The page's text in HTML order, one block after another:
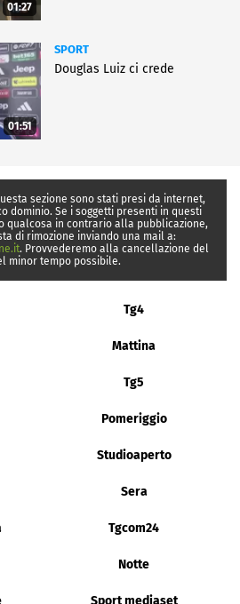
01:27
01:51
SPORT
Douglas Luiz ci crede
sezione sono stati presi da internet,
dominio. Se i soggetti presenti in questi
qualcosa in contrario alla pubblicazione,
di rimozione inviando una mail a:
. Provvederemo alla cancellazione del
minor tempo possibile.
Tg4
Mattina
Tg5
Pomeriggio
Studioaperto
Sera
Tgcom24
Notte